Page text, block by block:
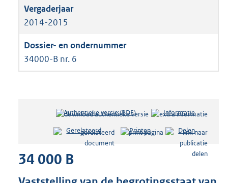
2014-2015
34000-B nr. 6
Authentieke versie (PDF)b
s
Informatie
Gerelateerd Printen Delen
34 000 B